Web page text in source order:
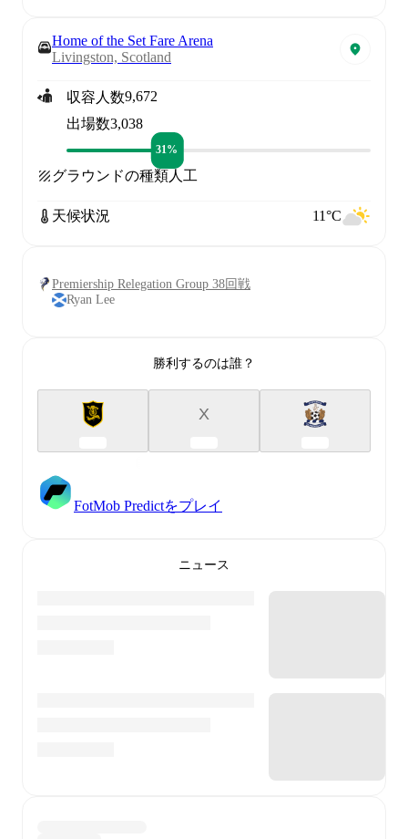
Home of the Set Fare Arena
Livingston, Scotland
収容人数9,672
出場数3,038
31%
グラウンドの種類人工
天候状況 11°C
Premiership Relegation Group 38回戦
Ryan Lee
勝利するのは誰？
X
FotMob Predictをプレイ
ニュース